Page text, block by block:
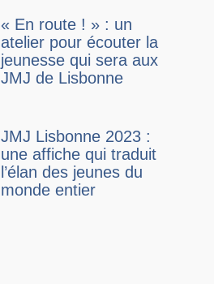
« En route ! » : un
atelier pour écouter la
jeunesse qui sera aux
JMJ de Lisbonne
JMJ Lisbonne 2023 :
une affiche qui traduit
l’élan des jeunes du
monde entier